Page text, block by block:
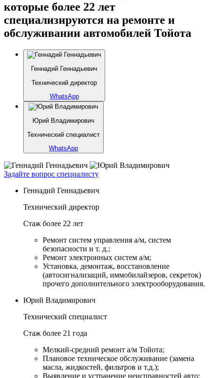
которые более 22 лет
специализируются на ремонте и
обслуживании автомобилей Тойота
Геннадий Геннадьевич
Технический директор
WhatsApp
Юрий Владимирович
Технический специалист
WhatsApp
Задайте вопрос специалисту
Геннадий Геннадьевич
Технический директор
Стаж более 22 лет
Ремонт систем управления а/м, систем
безопасности и т. д.;
Ремонт электронных систем а/м;
Установка, демонтаж, восстановление
(автосигнализаций, иммобилайзеров, секреток)
прочего дополнительного электрооборудования.
Юрий Владимирович
Технический специалист
Стаж более 21 года
Мелкий-средний ремонт а/м Тойота;
Плановое техническое обслуживание (замена
масла, жидкостей, фильтров и т.д.);
Выявление и устранение неисправностей авто;